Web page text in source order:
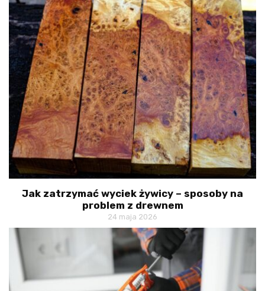
Jak zatrzymać wyciek żywicy – sposoby na
problem z drewnem
24 maja 2026